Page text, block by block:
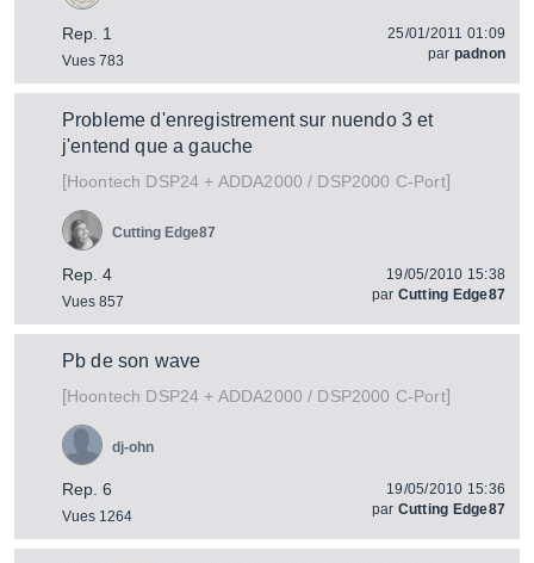
Rep. 1
Vues 783
25/01/2011 01:09
par padnon
Probleme d'enregistrement sur nuendo 3 et
j'entend que a gauche
[Hoontech DSP24 + ADDA2000 / DSP2000 C-Port]
Rep. 4
Vues 857
Cutting Edge87
19/05/2010 15:38
par Cutting Edge87
Pb de son wave
[Hoontech DSP24 + ADDA2000 / DSP2000 C-Port]
Rep. 6
Vues 1264
dj-ohn
19/05/2010 15:36
par Cutting Edge87